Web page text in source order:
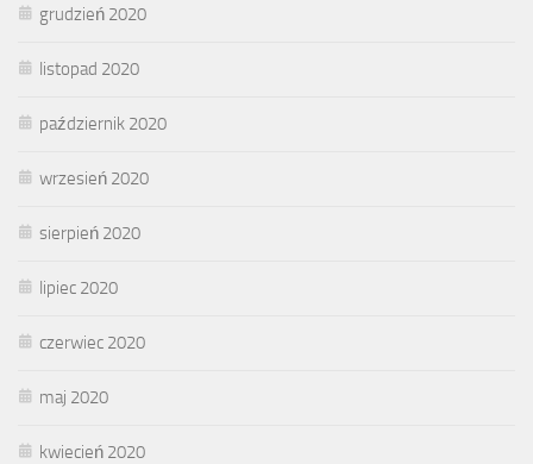
grudzień 2020
listopad 2020
październik 2020
wrzesień 2020
sierpień 2020
lipiec 2020
czerwiec 2020
maj 2020
kwiecień 2020